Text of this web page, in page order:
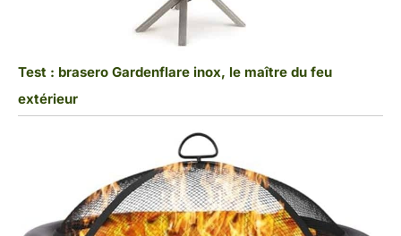
Test : brasero Gardenflare inox, le maître du feu
extérieur